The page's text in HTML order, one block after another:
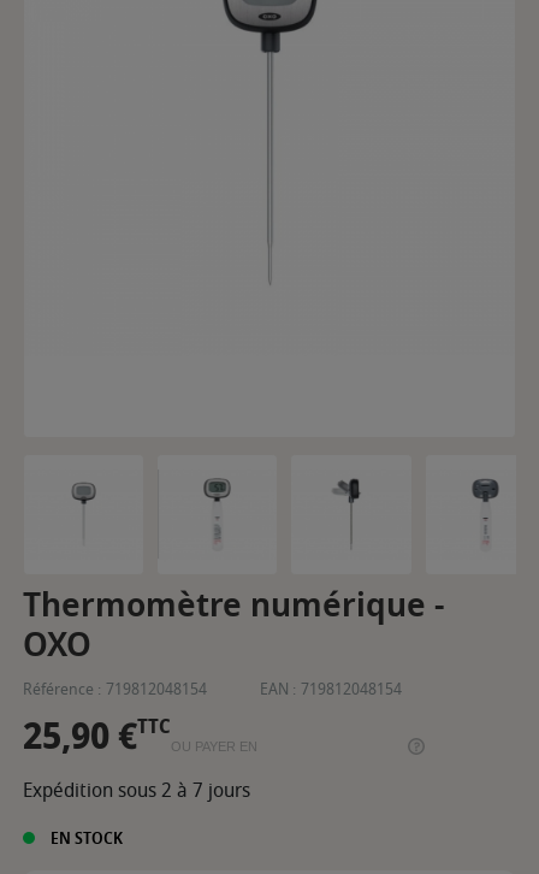
Thermomètre numérique -
OXO
Référence : 719812048154 EAN : 719812048154
25,90 €TTC
OU PAYER EN
Expédition sous 2 à 7 jours
EN STOCK